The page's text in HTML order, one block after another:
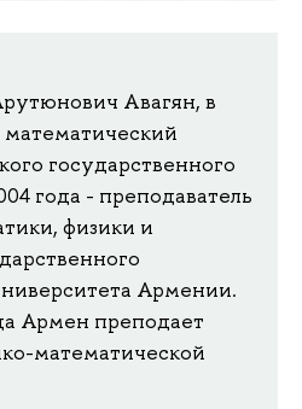
Авагян, в
государственного
года - преподаватель
физики и
Армении.
Армен преподает
математической